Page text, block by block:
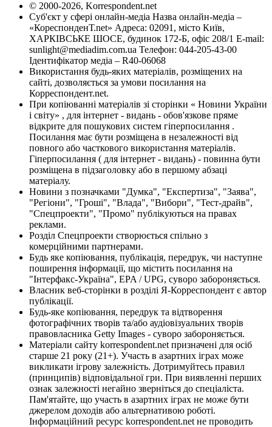
© 2000-2026, Korrespondent.net
Суб'єкт у сфері онлайн-медіа Назва онлайн-медіа –
«КореспонденТ.net» Адреса: 02091, місто Київ,
ХАРКІВСЬКЕ ШОСЕ, будинок 172-Б, офіс 208/1 E-mail:
sunlight@mediadim.com.ua Телефон: 044-205-43-00
Ідентифікатор медіа – R40-06068
Використання будь-яких матеріалів, розміщених на
сайті, дозволяється за умови посилання на
Корреспондент.net.
При копіюванні матеріалів зі сторінки « Новини України
і світу» , для інтернет - видань - обов'язкове пряме
відкрите для пошукових систем гіперпосилання .
Посилання має бути розміщена в незалежності від
повного або часткового використання матеріалів.
Гіперпосилання ( для інтернет - видань) - повинна бути
розміщена в підзаголовку або в першому абзаці
матеріалу.
Новини з позначками "Думка", "Експертиза", "Заява",
"Регіони", "Гроші", "Влада", "Вибори", "Тест-драйв",
"Спецпроекти", "Промо" публікуються на правах
реклами.
Розділ Спецпроекти створюється спільно з
комерційними партнерами.
Будь яке копіювання, публікація, передрук, чи наступне
поширення інформації, що містить посилання на
"Інтерфакс-Україна", EPA / UPG, суворо забороняється.
Власник веб-сторінки в розділі Я-Корреспондент є автор
публікації.
Будь-яке копіювання, передрук та відтворення
фотографічних творів та/або аудіовізуальних творів
правовласника Getty Images - суворо забороняється.
Матеріали сайту korrespondent.net призначені для осіб
старше 21 року (21+). Участь в азартних іграх може
викликати ігрову залежність. Дотримуйтесь правил
(принципів) відповідальної гри. При виявленні перших
ознак залежності негайно зверніться до спеціаліста.
Пам'ятайте, що участь в азартних іграх не може бути
джерелом доходів або альтернативою роботі.
Інформаційний ресурс korrespondent.net не проводить